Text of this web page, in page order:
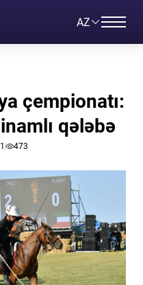
AZ
çempionatı:
qələbə
473